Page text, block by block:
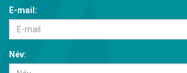
E-mail:
Név: